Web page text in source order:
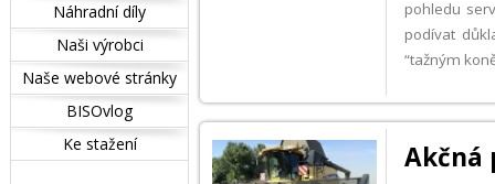
pohledu
podívat
“tažným
Akčná
Náhradní díly
Naši výrobci
Naše webové stránky
BISOvlog
Ke stažení